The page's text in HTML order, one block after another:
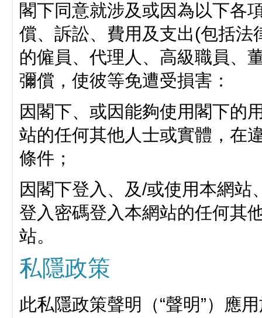
閣下同意就涉及或因為以下各
償、訴訟、費用及支出(包括
的僱員、代理人、高級職員、
彌償，使彼等免遭受損害：
因閣下、或因能夠使用閣下的
站的任何其他人士或實體，在
條件；
因閣下登入、及/或使用本網
登入密碼登入本網站的任何其
站。
私隱政策
此私隱政策聲明（“聲明”）應